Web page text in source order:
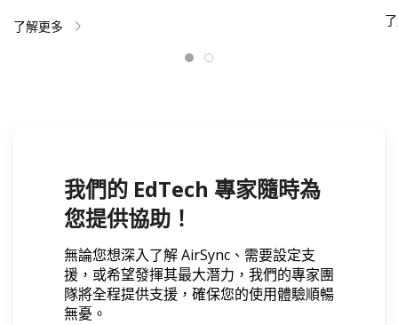
了解更多
我們的 EdTech 專家隨時為
您提供協助！
無論您想深入了解 AirSync、需要設定支
援，或希望發揮其最大潛力，我們的專家團
隊將全程提供支援，確保您的使用體驗順暢
無憂。